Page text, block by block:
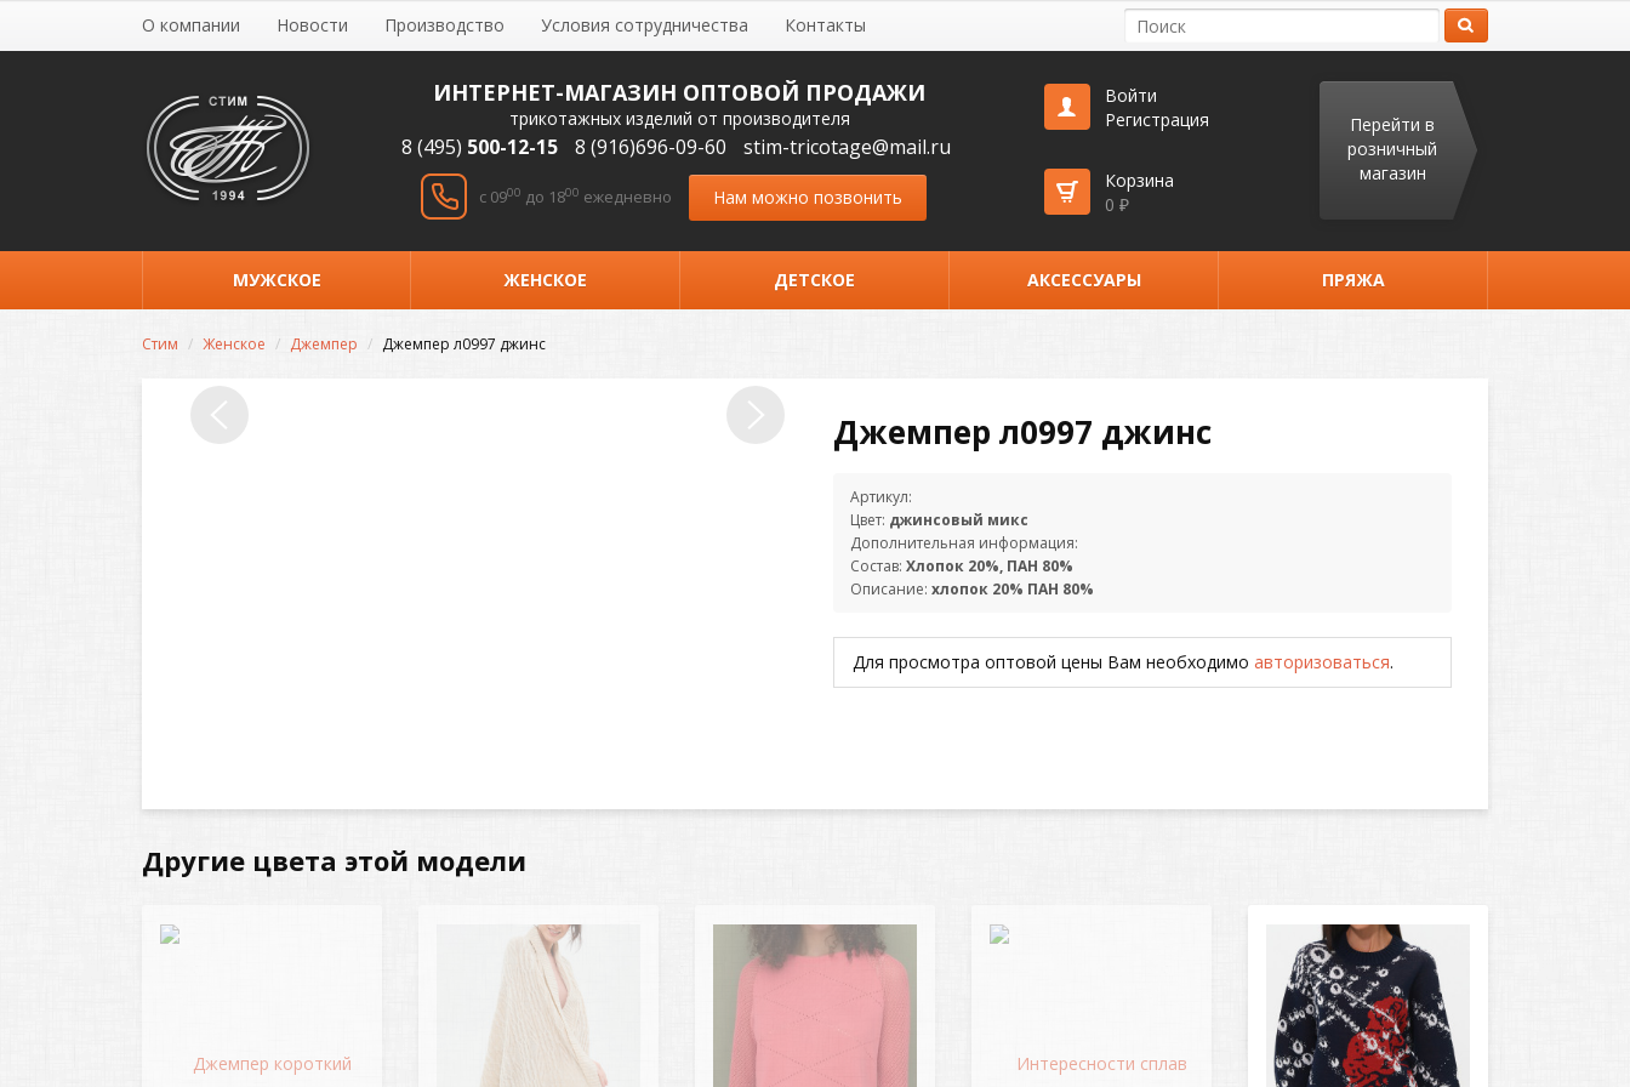
О компании Новости Производство Условия сотрудничества Контакты
ИНТЕРНЕТ-МАГАЗИН ОПТОВОЙ ПРОДАЖИ
трикотажных изделий от производителя
8 (495) 500-12-15 8 (916)696-09-60 stim-tricotage@mail.ru
c 0900 до 1800 ежедневно Нам можно позвонить
Войти
Регистрация
Корзина
0 ₽
Перейти в
розничный
магазин
МУЖСКОЕ ЖЕНСКОЕ ДЕТСКОЕ АКСЕССУАРЫ ПРЯЖА
Стим Женское Джемпер Джемпер л0997 джинс
Джемпер л0997 джинс
Артикул:
Цвет: джинсовый микс
Дополнительная информация:
Состав: Хлопок 20%, ПАН 80%
Описание: хлопок 20% ПАН 80%
Для просмотра оптовой цены Вам необходимо авторизоваться.
Другие цвета этой модели